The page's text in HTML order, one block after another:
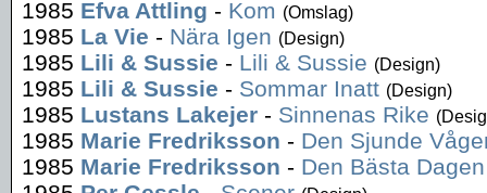
1985 Efva Attling - Kom (Omslag)
1985 La Vie - Nära Igen (Design)
1985 Lili & Sussie - Lili & Sussie (Design)
1985 Lili & Sussie - Sommar Inatt (Design)
1985 Lustans Lakejer - Sinnenas Rike
1985 Marie Fredriksson - Den Sjunde
1985 Marie Fredriksson - Den Bästa Dagen